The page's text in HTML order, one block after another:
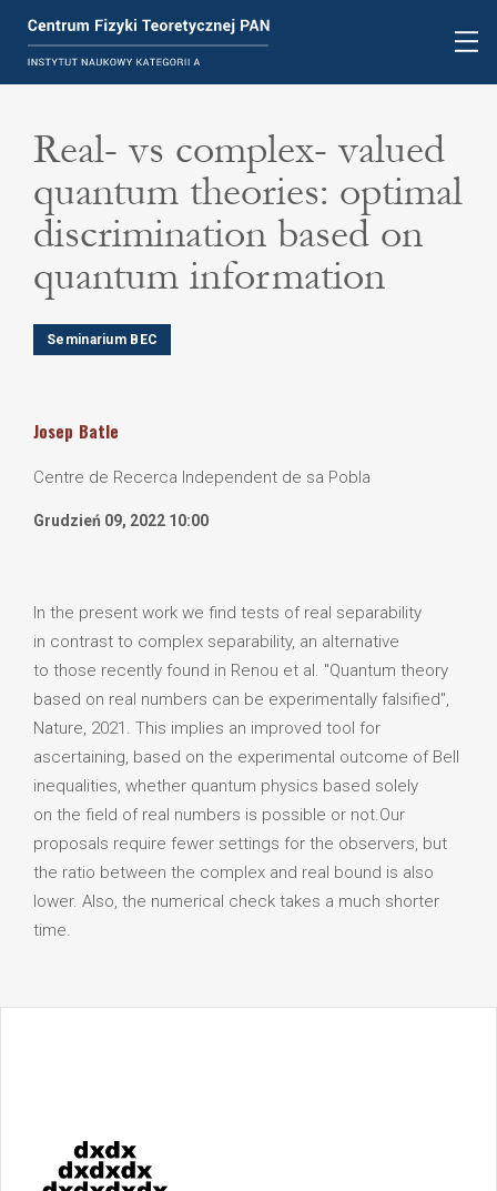
Real- vs complex- valued
quantum theories: optimal
discrimination based on
quantum information
Seminarium BEC
Josep Batle
Centre de Recerca Independent de sa Pobla
Grudzień 09, 2022 10:00
In the present work we find tests of real separability
in contrast to complex separability, an alternative
to those recently found in Renou et al. "Quantum theory
based on real numbers can be experimentally falsified",
Nature, 2021. This implies an improved tool for
ascertaining, based on the experimental outcome of Bell
inequalities, whether quantum physics based solely
on the field of real numbers is possible or not.Our
proposals require fewer settings for the observers, but
the ratio between the complex and real bound is also
lower. Also, the numerical check takes a much shorter
time.